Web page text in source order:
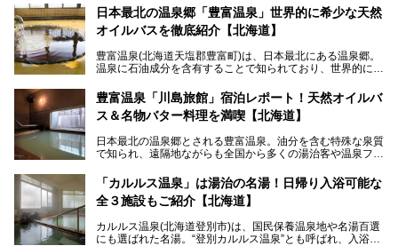
動拠点である北海道の銭湯「湯屋・サーモン」にて、メンズ
スキンケアブランド バルクオムの「ONE DAY KIT」を数量
限定でプレゼントいたします。
で、ぜひお試しください。※6月13日配布開始、なくなり次
第終了
───
提供元：株式会社バルクオム【PR】
この記事は株式会社バルクオム商品のPR記事です。
日本最北の温泉郷「豊富温泉」世界的に希少な天然
オイルバスを徹底紹介【北海道】
豊富温泉(北海道天塩郡豊富町)は、日本最北にある温泉郷。
温泉に石油成分を含有することで知られており、世界的にも
に特効があると言われ、遠隔地ながらも全国から湯治・療養
目的で多くの人々が訪れます。
地体験し、独自の視点で豊富温泉の“天然オイルバス”をレポ
ート。温泉地概要や日帰り入浴施設をはじめ、宿泊施設・ア
豊富温泉「川島旅館」宿泊レポート！天然オイルバ
ス＆名物バター料理を満喫【北海道】
日本最北の温泉郷とされる豊富温泉。油分を含む特殊な泉質
で知られ、遠隔地ながらも全国から多くの湯治客や温泉ファ
「川島旅館」は、豊富温泉の開湯当初から営業する老舗旅
館。とりわけ温泉の良さと名物のバター料理に定評があり、
の温泉や料理をはじめ、パブリックスペース・客室など宿の
全貌を徹底的にご紹介します！
「カルルス温泉」は湯治の名湯！日帰り入浴可能な
全３施設もご紹介【北海道】
カルルス温泉(北海道登別市)は、国民保養温泉地や名湯百選
にも選ばれた名湯。“登別カルルス温泉”とも呼ばれ、入浴剤